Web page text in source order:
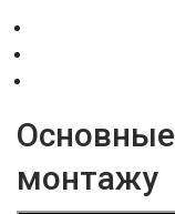
монтажу